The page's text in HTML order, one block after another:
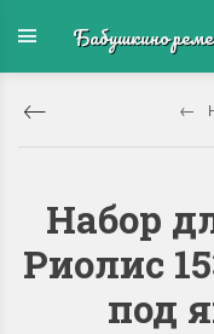
Бабушкино
Набор
Риолис
под